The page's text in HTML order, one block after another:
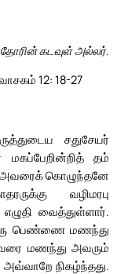
கடவுள் அல்லர்.
12: 18-27
சதுசேயர்
தம்
அவரைக் கொழுந்தனே
வழிமரபு
வைத்துள்ளார்.
பெண்ணை மணந்து
மணந்து அவரும்
அவ்வாறே நிகழ்ந்தது.